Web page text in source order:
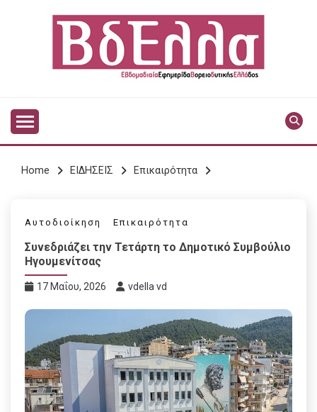
VDELLA
Home ΕΙΔΗΣΕΙΣ Επικαιρότητα
Αυτοδιοίκηση Επικαιρότητα
Συνεδριάζει την Τετάρτη το Δημοτικό Συμβούλιο
Ηγουμενίτσας
17 Μαΐου, 2026 vdella vd